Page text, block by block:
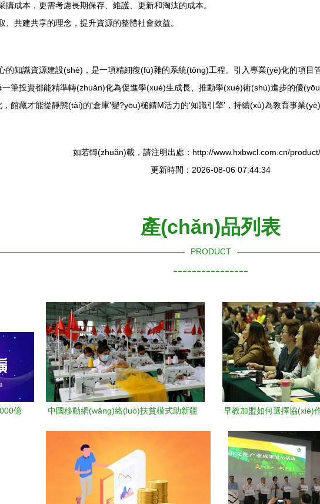
購成本，更需考慮長期保存、維護、更新和淘汰的成本。
、共建共享的理念，提升資源的整體社會效益。
的知識資源建設(shè)，是一項精細復(fù)雜的系統(tǒng)工程。引入專業(yè)化的項
筆投資都能精準轉(zhuǎn)化為促進學(xué)生成長、推動學(xué)術(shù)進步的優
館藏才能從靜態(tài)的‘倉庫’變?yōu)槌錆M活力的‘知識引擎’，持續(xù)為教育事業
如若轉(zhuǎn)載，請注明出處：http://www.hxbwcl.com.cn/
更新時間：2026-08-06 07:44:34
產(chǎn)品列表
PRODUCT
----------------
億
中國移動網(wǎng)絡(luò)扶貧模式助新疆
早教加盟如何選擇協(xié)